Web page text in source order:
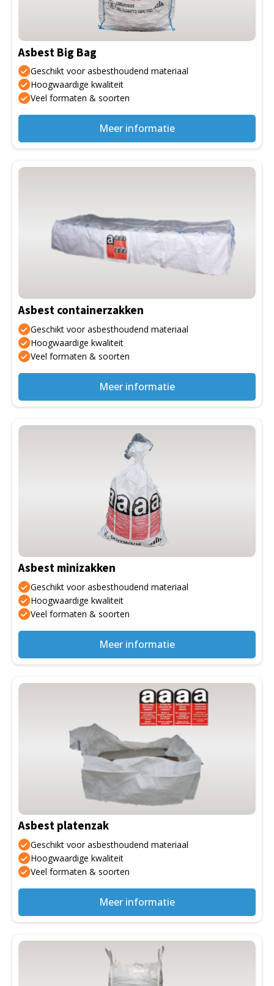
Asbest Big Bag
Geschikt voor asbesthoudend materiaal
Hoogwaardige kwaliteit
Veel formaten & soorten
Meer informatie
gekozen
worden
op
de
productpagina
Asbest containerzakken
Geschikt voor asbesthoudend materiaal
Hoogwaardige kwaliteit
Veel formaten & soorten
Meer informatie
Asbest minizakken
Geschikt voor asbesthoudend materiaal
Hoogwaardige kwaliteit
Veel formaten & soorten
Meer informatie
Asbest platenzak
Geschikt voor asbesthoudend materiaal
Hoogwaardige kwaliteit
Veel formaten & soorten
Meer informatie
Dit